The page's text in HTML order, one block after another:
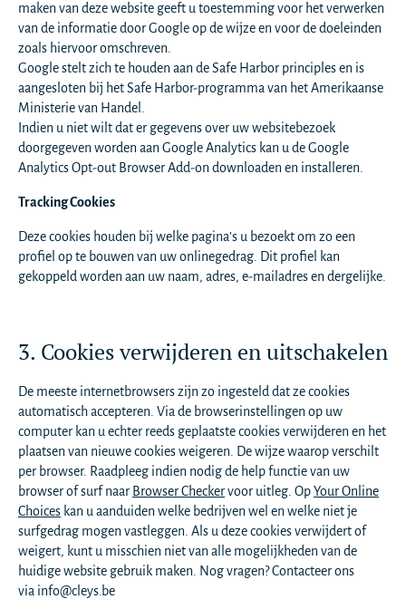
maken van deze website geeft u toestemming voor het verwerken
van de informatie door Google op de wijze en voor de doeleinden
zoals hiervoor omschreven.
Google stelt zich te houden aan de Safe Harbor principles en is
aangesloten bij het Safe Harbor-programma van het Amerikaanse
Ministerie van Handel.
Indien u niet wilt dat er gegevens over uw websitebezoek
doorgegeven worden aan Google Analytics kan u de Google
Analytics Opt-out Browser Add-on downloaden en installeren.
Tracking Cookies
Deze cookies houden bij welke pagina’s u bezoekt om zo een
profiel op te bouwen van uw onlinegedrag. Dit profiel kan
gekoppeld worden aan uw naam, adres, e-mailadres en dergelijke.
3. Cookies verwijderen en uitschakelen
De meeste internetbrowsers zijn zo ingesteld dat ze cookies
automatisch accepteren. Via de browserinstellingen op uw
computer kan u echter reeds geplaatste cookies verwijderen en het
plaatsen van nieuwe cookies weigeren. De wijze waarop verschilt
per browser. Raadpleeg indien nodig de help functie van uw
browser of surf naar Browser Checkervoor uitleg. OpYour Online
Choices kan u aanduiden welke bedrijven wel en welke niet je
surfgedrag mogen vastleggen. Als u deze cookies verwijdert of
weigert, kunt u misschien niet van alle mogelijkheden van de
huidige website gebruik maken. Nog vragen? Contacteer ons
via info@cleys.be